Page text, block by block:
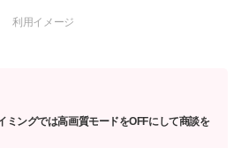
利用イメージ
ミングでは高画質モードをOFFにして商談を